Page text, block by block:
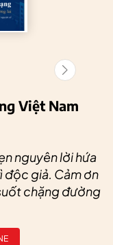
Việt Nam
nguyên lời hứa
độc giả. Cảm ơn
chặng đường